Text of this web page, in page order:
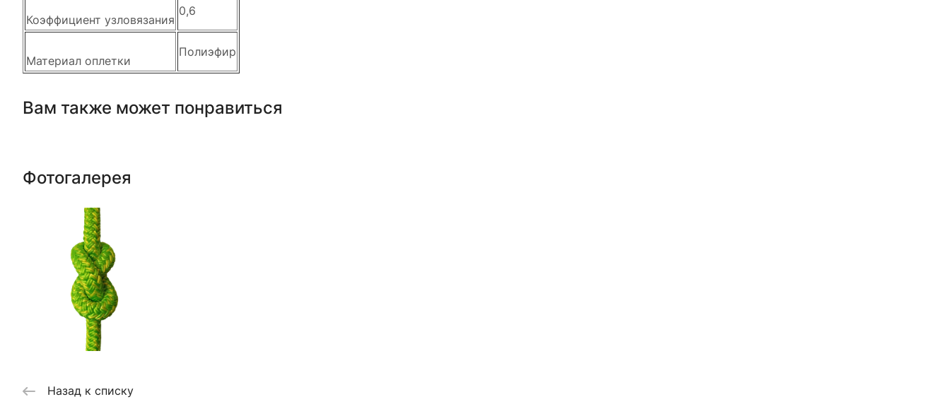
Коэффициент узловязания
0,6
Материал оплетки
Полиэфир
Вам также может понравиться
Фотогалерея
Назад к списку